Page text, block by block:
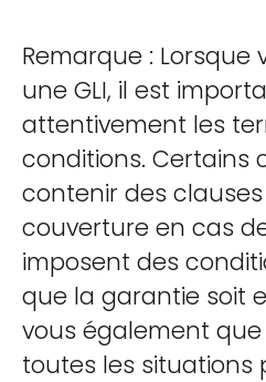
Remarque : Lorsque
une GLI, il est
attentivement les
conditions. Certains
contenir des
couverture en cas
imposent des
que la garantie soit
vous également que
toutes les situations